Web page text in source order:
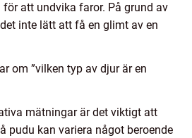
att undvika faror. På grund av
inte lätt att få en glimt av en
om ”vilken typ av djur är en
mätningar är det viktigt att
pudu kan variera något beroende